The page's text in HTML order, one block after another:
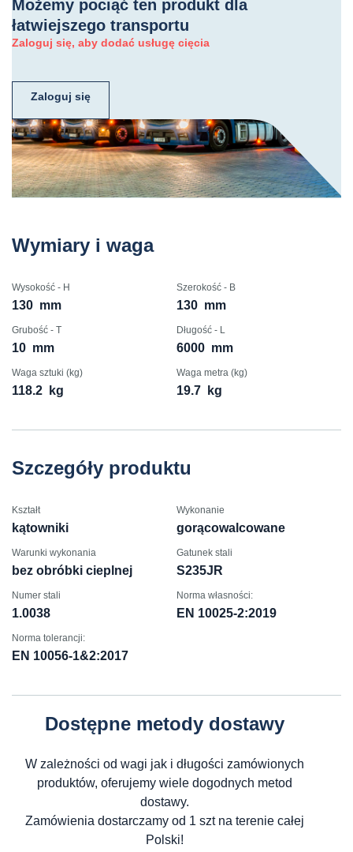
Możemy pociąć ten produkt dla
łatwiejszego transportu
Zaloguj się, aby dodać usługę cięcia
Zaloguj się
Wymiary i waga
Wysokość - H
130 mm
Szerokość - B
130 mm
Grubość - T
10 mm
Długość - L
6000 mm
Waga sztuki (kg)
118.2 kg
Waga metra (kg)
19.7 kg
Szczegóły produktu
Kształt
kątowniki
Wykonanie
gorącowalcowane
Warunki wykonania
bez obróbki cieplnej
Gatunek stali
S235JR
Numer stali
1.0038
Norma własności:
EN 10025-2:2019
Norma tolerancji:
EN 10056-1&2:2017
Dostępne metody dostawy
W zależności od wagi jak i długości zamówionych
produktów, oferujemy wiele dogodnych metod
dostawy.
Zamówienia dostarczamy od 1 szt na terenie całej
Polski!